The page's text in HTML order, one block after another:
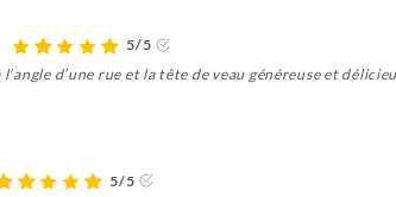
5/5
d’une rue et la tête de veau généreuse et
5/5